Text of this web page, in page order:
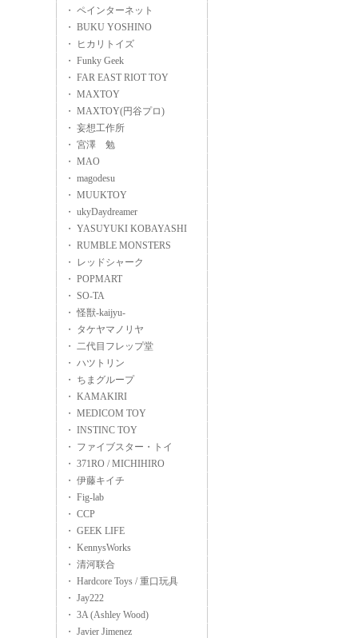
・ ペインターネット
・ BUKU YOSHINO
・ ヒカリトイズ
・ Funky Geek
・ FAR EAST RIOT TOY
・ MAXTOY
・ MAXTOY(円谷プロ)
・ 妄想工作所
・ 宮澤 勉
・ MAO
・ magodesu
・ MUUKTOY
・ ukyDaydreamer
・ YASUYUKI KOBAYASHI
・ RUMBLE MONSTERS
・ レッドシャーク
・ POPMART
・ SO-TA
・ 怪獣-kaijyu-
・ タケヤマノリヤ
・ 二代目フレップ堂
・ ハツトリン
・ ちまグループ
・ KAMAKIRI
・ MEDICOM TOY
・ INSTINC TOY
・ ファイブスター・トイ
・ 371RO / MICHIHIRO
・ 伊藤キイチ
・ Fig-lab
・ CCP
・ GEEK LIFE
・ KennysWorks
・ 清河联合
・ Hardcore Toys / 重口玩具
・ Jay222
・ 3A (Ashley Wood)
・ Javier Jimenez